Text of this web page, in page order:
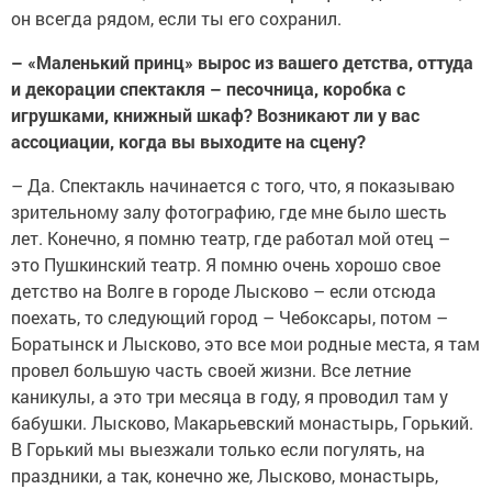
он всегда рядом, если ты его сохранил.
– «Маленький принц» вырос из вашего детства, оттуда
и декорации спектакля – песочница, коробка с
игрушками, книжный шкаф? Возникают ли у вас
ассоциации, когда вы выходите на сцену?
– Да. Спектакль начинается с того, что, я показываю
зрительному залу фотографию, где мне было шесть
лет. Конечно, я помню театр, где работал мой отец –
это Пушкинский театр. Я помню очень хорошо свое
детство на Волге в городе Лысково – если отсюда
поехать, то следующий город – Чебоксары, потом –
Боратынск и Лысково, это все мои родные места, я там
провел большую часть своей жизни. Все летние
каникулы, а это три месяца в году, я проводил там у
бабушки. Лысково, Макарьевский монастырь, Горький.
В Горький мы выезжали только если погулять, на
праздники, а так, конечно же, Лысково, монастырь,